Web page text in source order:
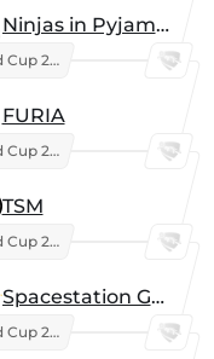
Ninjas in Pyjamas
Esports World Cup 2026
FURIA
Esports World Cup 2026
TSM
Esports World Cup 2026
Spacestation Gaming
Esports World Cup 2026